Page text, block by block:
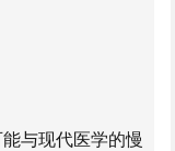
与现代医学的慢